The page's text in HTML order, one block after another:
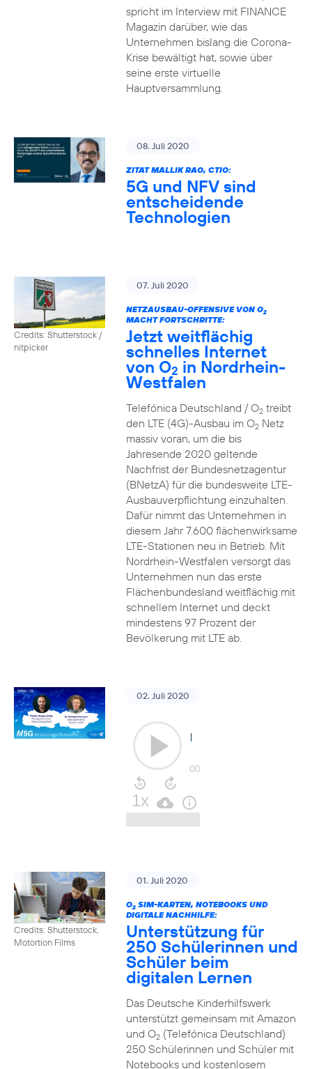
spricht im Interview mit FINANCE
Magazin darüber, wie das
Unternehmen bislang die Corona-
Krise bewältigt hat, sowie über
seine erste virtuelle
Hauptversammlung.
08. Juli 2020
ZITAT MALLIK RAO, CTIO:
5G und NFV sind
entscheidende
Technologien
Credits: Shutterstock /
nitpicker
07. Juli 2020
NETZAUSBAU-OFFENSIVE VON O2
MACHT FORTSCHRITTE:
Jetzt weitflächig
schnelles Internet
von O2 in Nordrhein-
Westfalen
Telefónica Deutschland / O2treibt
den LTE (4G)-Ausbau im O2Netz
massiv voran, um die bis
Jahresende 2020 geltende
Nachfrist der Bundesnetzagentur
(BNetzA) für die bundesweite LTE-
Ausbauverpflichtung einzuhalten.
Dafür nimmt das Unternehmen in
diesem Jahr 7.600 flächenwirksame
LTE-Stationen neu in Betrieb. Mit
Nordrhein-Westfalen versorgt das
Unternehmen nun das erste
Flächenbundesland weitflächig mit
schnellem Internet und deckt
mindestens 97 Prozent der
Bevölkerung mit LTE ab.
02. Juli 2020
Credits: Shutterstock,
Motortion Films
01. Juli 2020
O2SIM-KARTEN, NOTEBOOKS UND
DIGITALE NACHHILFE:
Unterstützung für
250 Schülerinnen und
Schüler beim
digitalen Lernen
Das Deutsche Kinderhilfswerk
unterstützt gemeinsam mit Amazon
und O2(Telefónica Deutschland)
250 Schülerinnen und Schüler mit
Notebooks und kostenlosem